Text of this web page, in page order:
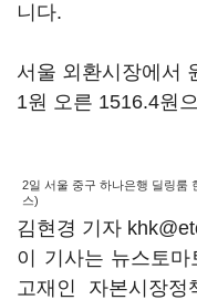
니다.
서울 외환시장에서
1원 오른 1516.4원
2일 서울 중구 하나은행 딜링룸
스)
김현경 기자
이 기사는 뉴스토
고재인 자본시장정